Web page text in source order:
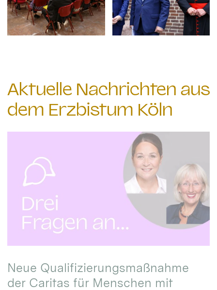
Aktuelle Nachrichten aus
dem Erzbistum Köln
Neue Qualifizierungsmaßnahme
der Caritas für Menschen mit